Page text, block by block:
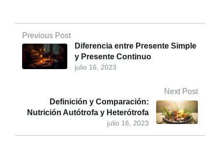
Previous Post
julio 16, 2023
Diferencia entre Presente Simple
y Presente Continuo
Next Post
julio 16, 2023
Definición y Comparación:
Nutrición Autótrofa y Heterótrofa